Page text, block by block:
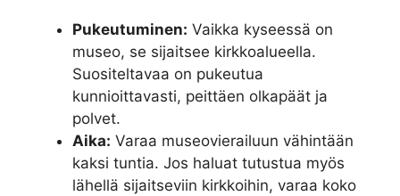
Pukeutuminen: Vaikka kyseessä on
museo, se sijaitsee kirkkoalueella.
Suositeltavaa on pukeutua
kunnioittavasti, peittäen olkapäät ja
polvet.
Aika: Varaa museovierailuun vähintään
kaksi tuntia. Jos haluat tutustua myös
lähellä sijaitseviin kirkkoihin, varaa koko